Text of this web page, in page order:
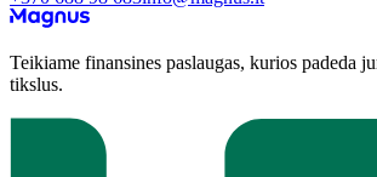
Teikiame finansines paslaugas, kurios padeda
tikslus.